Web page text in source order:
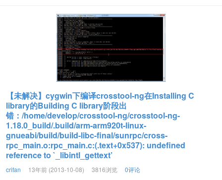
【未解决】cygwin下编译crosstool-ng在Installing C
library的Building C library阶段出
错：/home/develop/crosstool-ng/crosstool-ng-
1.18.0_build/.build/arm-arm920t-linux-
gnueabi/build/build-libc-final/sunrpc/cross-
rpc_main.o:rpc_main.c:(.text+0x537): undefined
reference to `_libintl_gettext’
crifan 13年前 (2013-10-08) 3816浏览 0评论